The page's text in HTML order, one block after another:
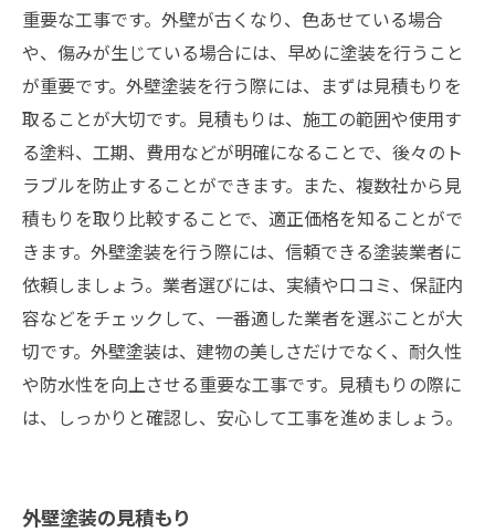
重要な工事です。外壁が古くなり、色あせている場合
や、傷みが生じている場合には、早めに塗装を行うこと
が重要です。外壁塗装を行う際には、まずは見積もりを
取ることが大切です。見積もりは、施工の範囲や使用す
る塗料、工期、費用などが明確になることで、後々のト
ラブルを防止することができます。また、複数社から見
積もりを取り比較することで、適正価格を知ることがで
きます。外壁塗装を行う際には、信頼できる塗装業者に
依頼しましょう。業者選びには、実績や口コミ、保証内
容などをチェックして、一番適した業者を選ぶことが大
切です。外壁塗装は、建物の美しさだけでなく、耐久性
や防水性を向上させる重要な工事です。見積もりの際に
は、しっかりと確認し、安心して工事を進めましょう。
外壁塗装の見積もり